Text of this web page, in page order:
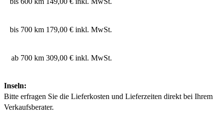
bis 700 km 179,00 € inkl. MwSt.
ab 700 km 309,00 € inkl. MwSt.
Inseln:
Bitte erfragen Sie die Lieferkosten und Lieferzeiten direkt bei Ihrem
Verkaufsberater.